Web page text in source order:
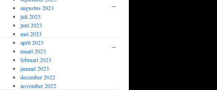
–
–
augustus 2023
juli 2023
juni 2023
mei 2023
april 2023
maart 2023
februari 2023
januari 2023
december 2022
november 2022